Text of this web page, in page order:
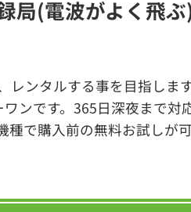
局(電波がよく飛
レンタルする事を目指しま
ンです。365日深夜まで対
で購入前の無料お試しが